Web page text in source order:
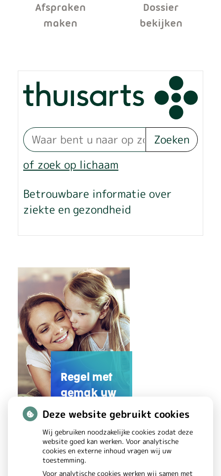
c
t
e
r
i
e
k
a
n
b
a
b
y
’
s
z
i
e
Afspraken
maken
Dossier
bekijken
Zoeken
of zoek op lichaam
Betrouwbare informatie over
ziekte en gezondheid
Regel met
gemak uw
zorg online
Deze website gebruikt cookies
Wij gebruiken noodzakelijke cookies zodat deze
website goed kan werken. Voor analytische
cookies en externe inhoud vragen wij uw
toestemming.
Voor analytische cookies werken wij samen met